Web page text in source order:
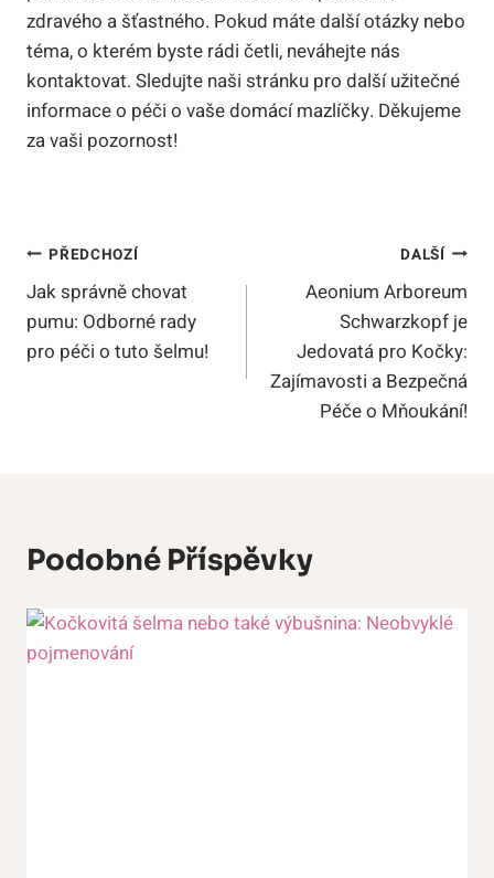
zdravého a šťastného. Pokud máte další otázky nebo
téma, o kterém byste rádi četli, neváhejte nás
kontaktovat. Sledujte naši stránku pro další užitečné
informace o péči o vaše domácí mazlíčky. Děkujeme
za vaši pozornost!
Navigace
Pro
Příspěvek
PŘEDCHOZÍ
Jak správně chovat
pumu: Odborné rady
pro péči o tuto šelmu!
DALŠÍ
Aeonium Arboreum
Schwarzkopf je
Jedovatá pro Kočky:
Zajímavosti a Bezpečná
Péče o Mňoukání!
Podobné Příspěvky